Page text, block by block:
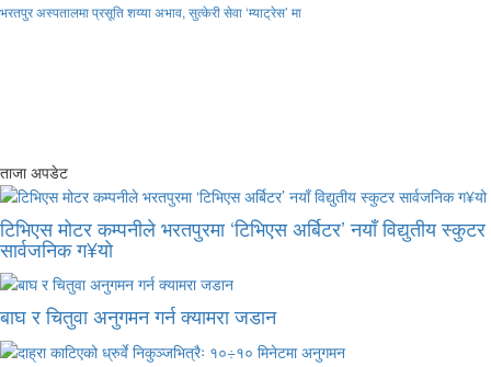
भरतपुर अस्पतालमा प्रसूति शय्या अभाव, सुत्केरी सेवा ‘म्याट्रेस’ मा
ताजा अपडेट
टिभिएस मोटर कम्पनीले भरतपुरमा ‘टिभिएस अर्बिटर’ नयाँ विद्युतीय स्कुटर
सार्वजनिक ग¥यो
बाघ र चितुवा अनुगमन गर्न क्यामरा जडान